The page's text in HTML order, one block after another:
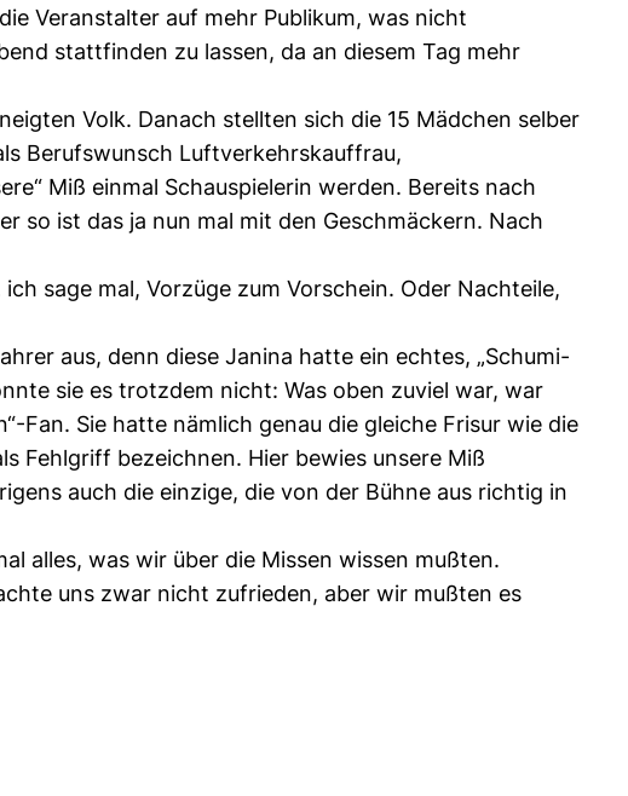
Veranstalter auf mehr Publikum, was nicht
stattfinden zu lassen, da an diesem Tag mehr
Volk. Danach stellten sich die 15 Mädchen selber
Berufswunsch Luftverkehrskauffrau,
Miß einmal Schauspielerin werden. Bereits nach
so ist das ja nun mal mit den Geschmäckern. Nach
sage mal, Vorzüge zum Vorschein. Oder Nachteile,
aus, denn diese Janina hatte ein echtes, „Schumi-
sie es trotzdem nicht: Was oben zuviel war, war
Fan. Sie hatte nämlich genau die gleiche Frisur wie die
Fehlgriff bezeichnen. Hier bewies unsere Miß
auch die einzige, die von der Bühne aus richtig in
alles, was wir über die Missen wissen mußten.
uns zwar nicht zufrieden, aber wir mußten es